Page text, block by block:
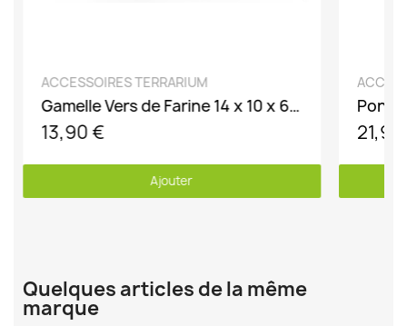
DÉCOUVRIR
ACCESSOIRES TERRARIUM
Gamelle Vers de Farine 14 x 10 x 6 cm
13,90 €
Ajouter
Quelques articles de la même
marque